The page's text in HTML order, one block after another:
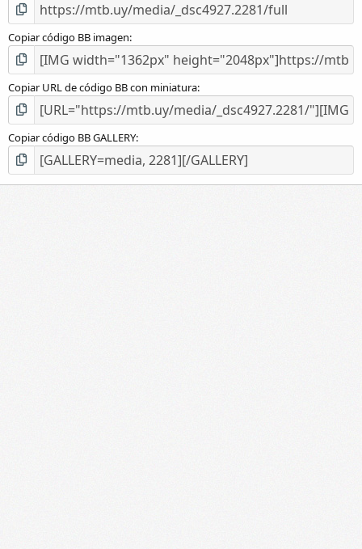
(
)
Copiar código BB imagen
Copiar URL de código BB con miniatura
Copiar código BB GALLERY